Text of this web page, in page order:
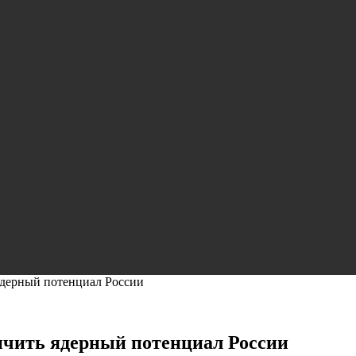
потенциал России
ядерный потенциал России